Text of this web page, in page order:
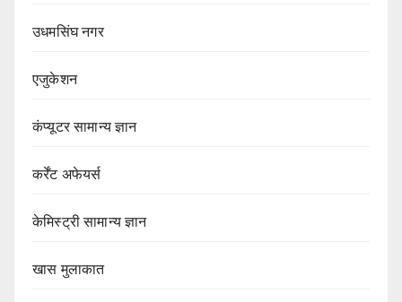
उधमसिंघ नगर
एजुकेशन
कंप्यूटर सामान्य ज्ञान
कर्रेंट अफेयर्स
केमिस्ट्री सामान्य ज्ञान
खास मुलाकात